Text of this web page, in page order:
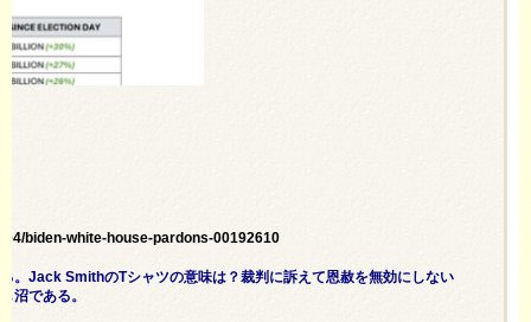
biden-white-house-pardons-00192610
。Jack SmithのTシャツの意味は？裁判に訴えて恩赦を無効にしない
沼である。